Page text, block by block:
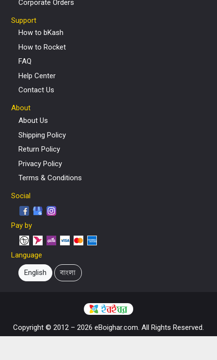
Corporate Orders
Support
How to bKash
How to Rocket
FAQ
Help Center
Contact Us
About
About Us
Shipping Policy
Return Policy
Privacy Policy
Terms & Conditions
Social
Pay by
Language
English বাংলা
Copyright © 2012 – 2026 eBoighar.com. All Rights Reserved.